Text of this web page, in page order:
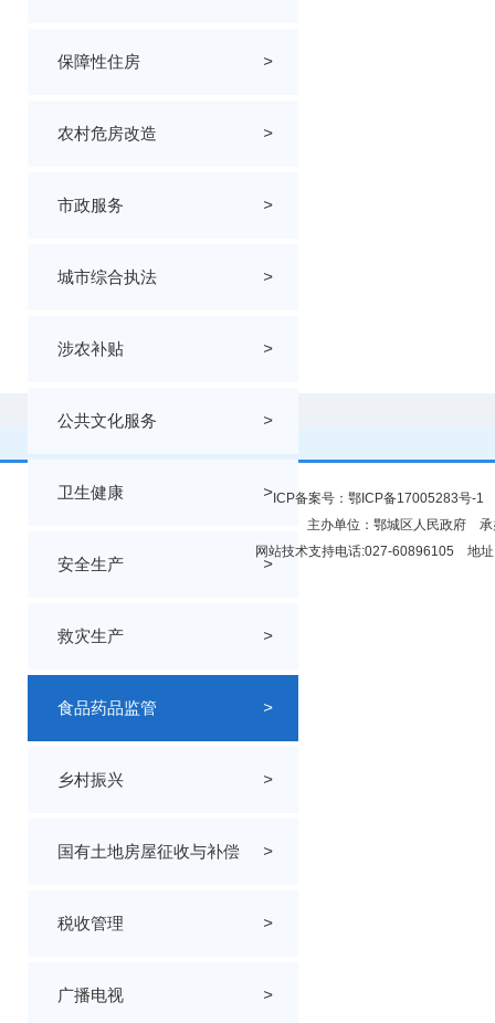
保障性住房 >
农村危房改造 >
市政服务 >
城市综合执法 >
涉农补贴 >
公共文化服务 >
卫生健康 >
安全生产 >
救灾生产 >
食品药品监管 >
乡村振兴 >
国有土地房屋征收与补偿 >
税收管理 >
广播电视 >
ICP备案号： 鄂ICP备17005283号-1
主办单位：鄂城区人民政府
网站技术支持电话:027-60896105 地